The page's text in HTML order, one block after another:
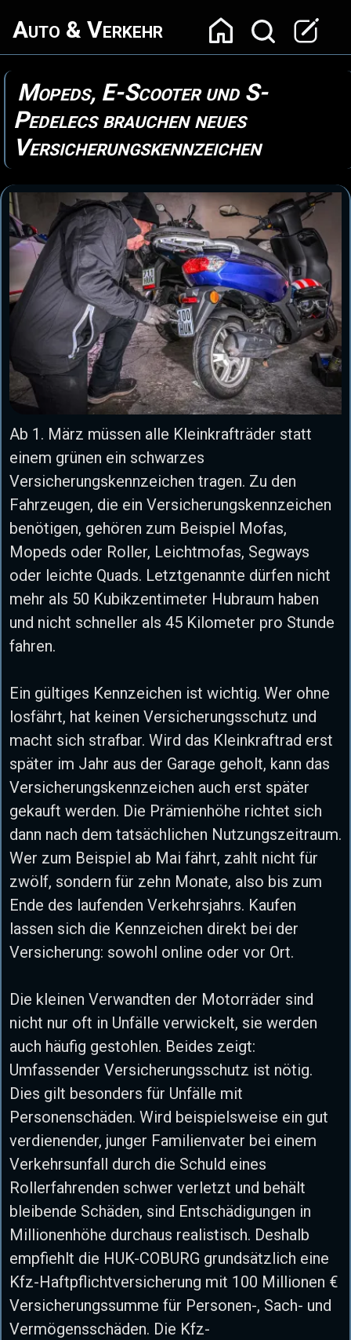
Auto & Verkehr
Mopeds, E-Scooter und S-
Pedelecs brauchen neues
Versicherungskennzeichen
Ab 1. März müssen alle Kleinkrafträder statt
einem grünen ein schwarzes
Versicherungskennzeichen tragen. Zu den
Fahrzeugen, die ein Versicherungskennzeichen
benötigen, gehören zum Beispiel Mofas,
Mopeds oder Roller, Leichtmofas, Segways
oder leichte Quads. Letztgenannte dürfen nicht
mehr als 50 Kubikzentimeter Hubraum haben
und nicht schneller als 45 Kilometer pro Stunde
fahren.
Ein gültiges Kennzeichen ist wichtig. Wer ohne
losfährt, hat keinen Versicherungsschutz und
macht sich strafbar. Wird das Kleinkraftrad erst
später im Jahr aus der Garage geholt, kann das
Versicherungskennzeichen auch erst später
gekauft werden. Die Prämienhöhe richtet sich
dann nach dem tatsächlichen Nutzungszeitraum.
Wer zum Beispiel ab Mai fährt, zahlt nicht für
zwölf, sondern für zehn Monate, also bis zum
Ende des laufenden Verkehrsjahrs. Kaufen
lassen sich die Kennzeichen direkt bei der
Versicherung: sowohl online oder vor Ort.
Die kleinen Verwandten der Motorräder sind
nicht nur oft in Unfälle verwickelt, sie werden
auch häufig gestohlen. Beides zeigt:
Umfassender Versicherungsschutz ist nötig.
Dies gilt besonders für Unfälle mit
Personenschäden. Wird beispielsweise ein gut
verdienender, junger Familienvater bei einem
Verkehrsunfall durch die Schuld eines
Rollerfahrenden schwer verletzt und behält
bleibende Schäden, sind Entschädigungen in
Millionenhöhe durchaus realistisch. Deshalb
empfiehlt die HUK-COBURG grundsätzlich eine
Kfz-Haftpflichtversicherung mit 100 Millionen €
Versicherungssumme für Personen-, Sach- und
Vermögensschäden. Die Kfz-